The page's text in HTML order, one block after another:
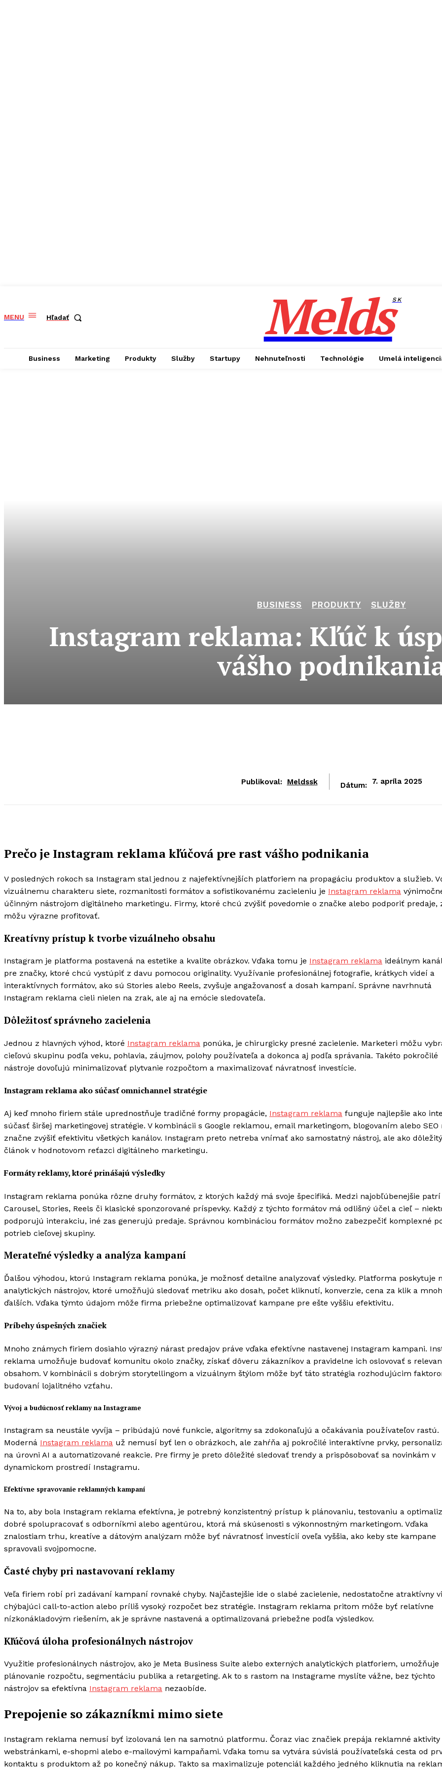
MENU Hľadať MeldsSK
Business Marketing Produkty Služby Startupy Nehnuteľnosti Technológie Umelá
BUSINESS PRODUKTY SLUŽBY
Instagram reklama: Kľúč k
vášho
Publikoval: Meldssk Dátum: 7. apríla 2025
Prečo je Instagram reklama kľúčová pre rast vášho podnikania
V posledných rokoch sa Instagram stal jednou z najefektívnejších platforiem na propagáciu produktov a služieb.
vizuálnemu charakteru siete, rozmanitosti formátov a sofistikovanému zacieleniu je Instagram reklama
účinným nástrojom digitálneho marketingu. Firmy, ktoré chcú zvýšiť povedomie o značke alebo podporiť predaje,
môžu výrazne profitovať.
Kreatívny prístup k tvorbe vizuálneho obsahu
Instagram je platforma postavená na estetike a kvalite obrázkov. Vďaka tomu je Instagram reklama ideálnym
pre značky, ktoré chcú vystúpiť z davu pomocou originality. Využívanie profesionálnej fotografie, krátkych videí a
interaktívnych formátov, ako sú Stories alebo Reels, zvyšuje angažovanosť a dosah kampaní. Správne navrhnutá
Instagram reklama cieli nielen na zrak, ale aj na emócie sledovateľa.
Dôležitosť správneho zacielenia
Jednou z hlavných výhod, ktoré Instagram reklama ponúka, je chirurgicky presné zacielenie. Marketeri môžu
cieľovú skupinu podľa veku, pohlavia, záujmov, polohy používateľa a dokonca aj podľa správania. Takéto pokročilé
nástroje dovoľujú minimalizovať plytvanie rozpočtom a maximalizovať návratnosť investície.
Instagram reklama ako súčasť omnichannel stratégie
Aj keď mnoho firiem stále uprednostňuje tradičné formy propagácie, Instagram reklama funguje najlepšie ako
súčasť širšej marketingovej stratégie. V kombinácii s Google reklamou, email marketingom, blogovaním alebo SEO
značne zvýšiť efektivitu všetkých kanálov. Instagram preto netreba vnímať ako samostatný nástroj, ale ako dôležitý
článok v hodnotovom reťazci digitálneho marketingu.
Formáty reklamy, ktoré prinášajú výsledky
Instagram reklama ponúka rôzne druhy formátov, z ktorých každý má svoje špecifiká. Medzi najobľúbenejšie patrí
Carousel, Stories, Reels či klasické sponzorované príspevky. Každý z týchto formátov má odlišný účel a cieľ –
podporujú interakciu, iné zas generujú predaje. Správnou kombináciou formátov možno zabezpečiť komplexné
potrieb cieľovej skupiny.
Merateľné výsledky a analýza kampaní
Ďalšou výhodou, ktorú Instagram reklama ponúka, je možnosť detailne analyzovať výsledky. Platforma poskytuje
analytických nástrojov, ktoré umožňujú sledovať metriku ako dosah, počet kliknutí, konverzie, cena za klik a
ďalších. Vďaka týmto údajom môže firma priebežne optimalizovať kampane pre ešte vyššiu efektivitu.
Príbehy úspešných značiek
Mnoho známych firiem dosiahlo výrazný nárast predajov práve vďaka efektívne nastavenej Instagram kampani.
reklama umožňuje budovať komunitu okolo značky, získať dôveru zákazníkov a pravidelne ich oslovovať s
obsahom. V kombinácii s dobrým storytellingom a vizuálnym štýlom môže byť táto stratégia rozhodujúcim
budovaní lojalitného vzťahu.
Vývoj a budúcnosť reklamy na Instagrame
Instagram sa neustále vyvíja – pribúdajú nové funkcie, algoritmy sa zdokonaľujú a očakávania používateľov rastú.
Moderná Instagram reklama už nemusí byť len o obrázkoch, ale zahŕňa aj pokročilé interaktívne prvky,
na úrovni AI a automatizované reakcie. Pre firmy je preto dôležité sledovať trendy a prispôsobovať sa novinkám v
dynamickom prostredí Instagramu.
Efektívne spravovanie reklamných kampaní
Na to, aby bola Instagram reklama efektívna, je potrebný konzistentný prístup k plánovaniu, testovaniu a
dobré spolupracovať s odborníkmi alebo agentúrou, ktorá má skúsenosti s výkonnostným marketingom. Vďaka
znalostiam trhu, kreatíve a dátovým analýzam môže byť návratnosť investícií oveľa vyššia, ako keby ste kampane
spravovali svojpomocne.
Časté chyby pri nastavovaní reklamy
Veľa firiem robí pri zadávaní kampaní rovnaké chyby. Najčastejšie ide o slabé zacielenie, nedostatočne atraktívny
chýbajúci call-to-action alebo príliš vysoký rozpočet bez stratégie. Instagram reklama pritom môže byť relatívne
nízkonákladovým riešením, ak je správne nastavená a optimalizovaná priebežne podľa výsledkov.
Kľúčová úloha profesionálnych nástrojov
Využitie profesionálnych nástrojov, ako je Meta Business Suite alebo externých analytických platforiem, umožňuje
plánovanie rozpočtu, segmentáciu publika a retargeting. Ak to s rastom na Instagrame myslíte vážne, bez týchto
nástrojov sa efektívna Instagram reklama nezaobíde.
Prepojenie so zákazníkmi mimo siete
Instagram reklama nemusí byť izolovaná len na samotnú platformu. Čoraz viac značiek prepája reklamné aktivity
webstránkami, e-shopmi alebo e-mailovými kampaňami. Vďaka tomu sa vytvára súvislá používateľská cesta od
kontaktu s produktom až po konečný nákup. Takto sa maximalizuje potenciál každého jedného kliknutia na